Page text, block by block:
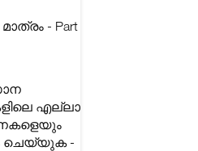
- Part
എല്ലാ
ചെയ്യുക -